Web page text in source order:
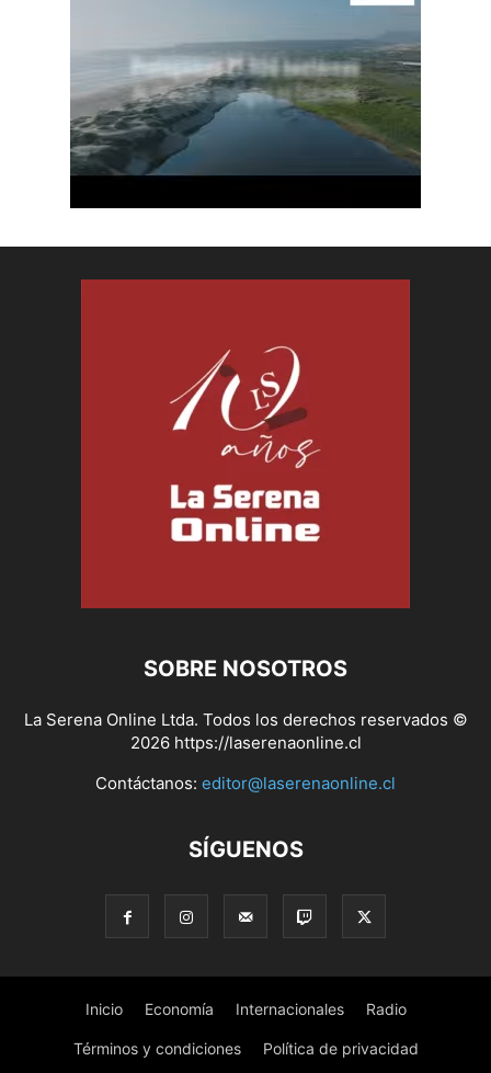
SOBRE NOSOTROS
La Serena Online Ltda. Todos los derechos reservados ©
2026 https://laserenaonline.cl
Contáctanos: editor@laserenaonline.cl
SÍGUENOS
Inicio Economía Internacionales Radio
Términos y condiciones Política de privacidad